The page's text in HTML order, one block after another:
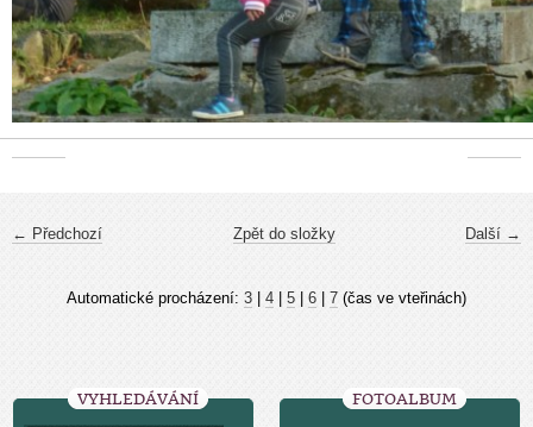
← Předchozí Další →
Zpět do složky
Automatické procházení: 3 4 5 6 7 (čas ve vteřinách)
VYHLEDÁVÁNÍ FOTOALBUM